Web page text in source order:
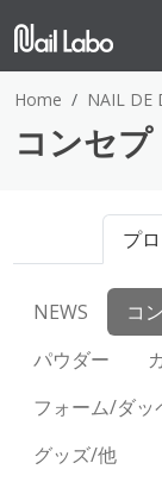
Home NAIL DE
コンセ
プ
NEWS コ
パウダー
フォーム/ダ
グッズ/他